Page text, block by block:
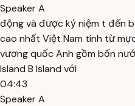
Speaker A
động và được kỷ niệm t đến
cao nhất Việt Nam tính từ
vương quốc Anh gồm bốn
Island B Island với
04:43
Speaker A